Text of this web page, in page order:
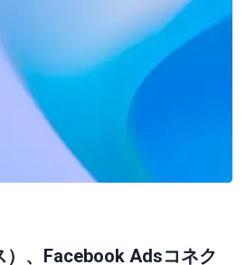
）、Facebook Adsコネク